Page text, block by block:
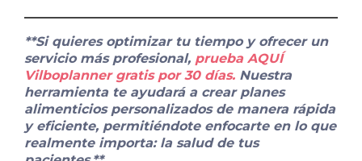
**Si quieres optimizar tu tiempo y ofrecer un
servicio más profesional, prueba AQUÍ
Vilboplanner gratis por 30 días. Nuestra
herramienta te ayudará a crear planes
alimenticios personalizados de manera rápida
y eficiente, permitiéndote enfocarte en lo que
realmente importa: la salud de tus